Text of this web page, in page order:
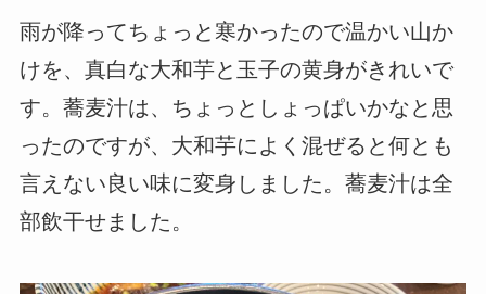
雨が降ってちょっと寒かったので温かい山か
けを、真白な大和芋と玉子の黄身がきれいで
す。蕎麦汁は、ちょっとしょっぱいかなと思
ったのですが、大和芋によく混ぜると何とも
言えない良い味に変身しました。蕎麦汁は全
部飲干せました。